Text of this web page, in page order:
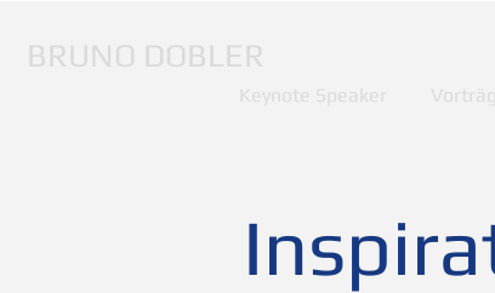
BRUNO DOBLER
Keynote Speaker